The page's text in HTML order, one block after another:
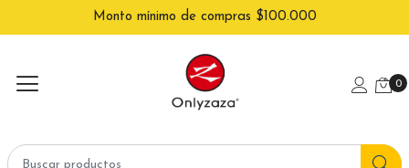
Monto mínimo de compras $100.000
0